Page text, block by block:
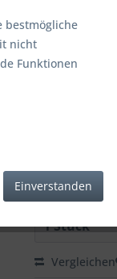
zzgl.
Letzter
Vergleichen
bestmögliche
nicht
Funktionen
Einverstanden